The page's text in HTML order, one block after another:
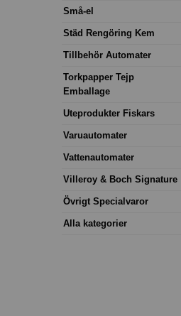
Små-el
Städ Rengöring Kem
Tillbehör Automater
Torkpapper Tejp
Emballage
Uteprodukter Fiskars
Varuautomater
Vattenautomater
Villeroy & Boch Signature
Övrigt Specialvaror
Alla kategorier